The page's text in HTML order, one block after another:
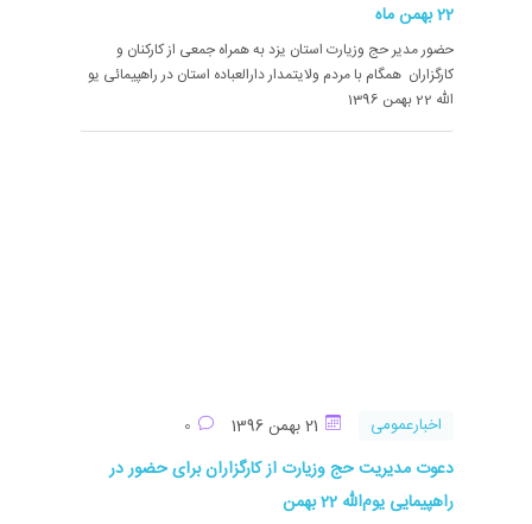
22 بهمن ماه
حضور مدیر حج وزیارت استان یزد به همراه جمعی از کارکنان و
کارگزاران همگام با مردم ولایتمدار دارالعباده استان در راهپیمائی یو
الله 22 بهمن 1396
اخبارعمومی
دعوت مدیریت حج وزیارت از کارگزاران برای حضور در
راهپیمایی یوم‌الله 22 بهمن